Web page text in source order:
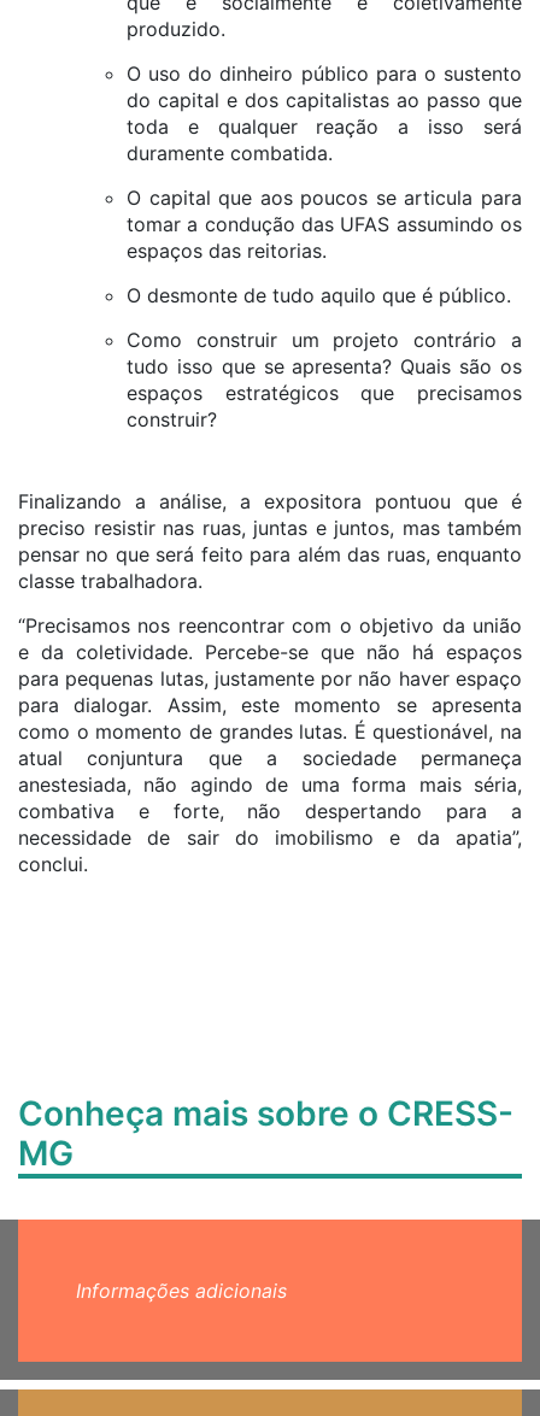
produzido.
O uso do dinheiro público para o sustento
do capital e dos capitalistas ao passo que
toda e qualquer reação a isso será
duramente combatida.
O capital que aos poucos se articula para
tomar a condução das UFAS assumindo os
espaços das reitorias.
O desmonte de tudo aquilo que é público.
Como construir um projeto contrário a
tudo isso que se apresenta? Quais são os
espaços estratégicos que precisamos
construir?
Finalizando a análise, a expositora pontuou que é
preciso resistir nas ruas, juntas e juntos, mas também
pensar no que será feito para além das ruas, enquanto
classe trabalhadora.
“Precisamos nos reencontrar com o objetivo da união
e da coletividade. Percebe-se que não há espaços
para pequenas lutas, justamente por não haver espaço
para dialogar. Assim, este momento se apresenta
como o momento de grandes lutas. É questionável, na
atual conjuntura que a sociedade permaneça
anestesiada, não agindo de uma forma mais séria,
combativa e forte, não despertando para a
necessidade de sair do imobilismo e da apatia”,
conclui.
Conheça mais sobre o CRESS-
MG
Informações adicionais